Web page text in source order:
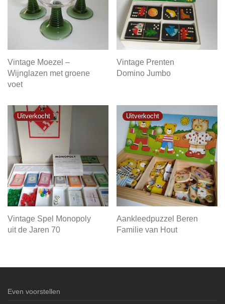
Vintage Moezel –
Wijnglazen met groene
voet
Vintage Prenten
Domino Jumbo
Vintage Spel Monopoly
uit de Jaren 70
Aankleedpuzzel Beren
Familie van Hout
Even voorstellen